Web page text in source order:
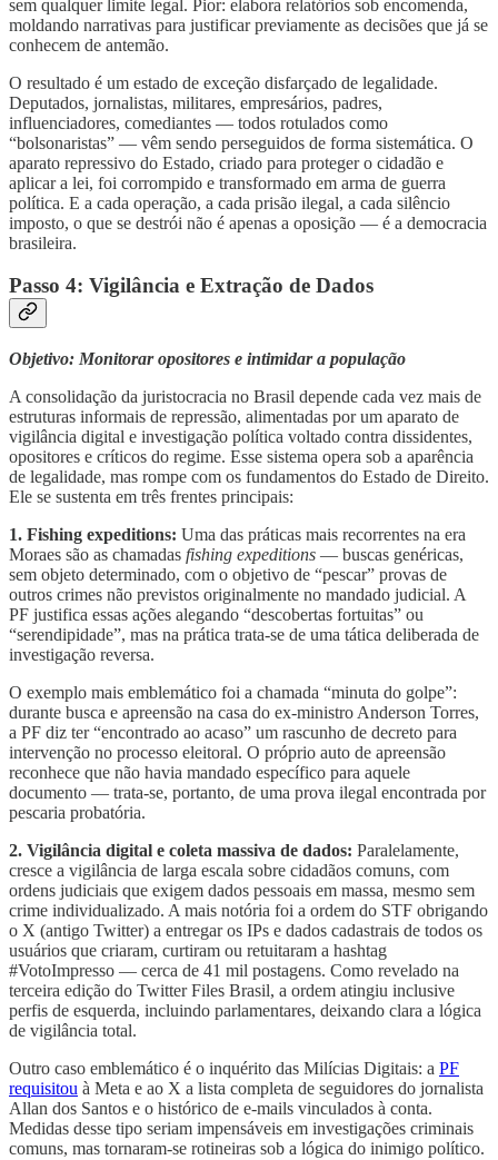
sem qualquer limite legal. Pior: elabora relatórios sob encomenda,
moldando narrativas para justificar previamente as decisões que já se
conhecem de antemão.
O resultado é um estado de exceção disfarçado de legalidade.
Deputados, jornalistas, militares, empresários, padres,
influenciadores, comediantes — todos rotulados como
“bolsonaristas” — vêm sendo perseguidos de forma sistemática. O
aparato repressivo do Estado, criado para proteger o cidadão e
aplicar a lei, foi corrompido e transformado em arma de guerra
política. E a cada operação, a cada prisão ilegal, a cada silêncio
imposto, o que se destrói não é apenas a oposição — é a democracia
brasileira.
Passo 4: Vigilância e Extração de Dados
Objetivo: Monitorar opositores e intimidar a população
A consolidação da juristocracia no Brasil depende cada vez mais de
estruturas informais de repressão, alimentadas por um aparato de
vigilância digital e investigação política voltado contra dissidentes,
opositores e críticos do regime. Esse sistema opera sob a aparência
de legalidade, mas rompe com os fundamentos do Estado de Direito.
Ele se sustenta em três frentes principais:
1. Fishing expeditions: Uma das práticas mais recorrentes na era
Moraes são as chamadas fishing expeditions — buscas genéricas,
sem objeto determinado, com o objetivo de “pescar” provas de
outros crimes não previstos originalmente no mandado judicial. A
PF justifica essas ações alegando “descobertas fortuitas” ou
“serendipidade”, mas na prática trata-se de uma tática deliberada de
investigação reversa.
O exemplo mais emblemático foi a chamada “minuta do golpe”:
durante busca e apreensão na casa do ex-ministro Anderson Torres,
a PF diz ter “encontrado ao acaso” um rascunho de decreto para
intervenção no processo eleitoral. O próprio auto de apreensão
reconhece que não havia mandado específico para aquele
documento — trata-se, portanto, de uma prova ilegal encontrada por
pescaria probatória.
2. Vigilância digital e coleta massiva de dados: Paralelamente,
cresce a vigilância de larga escala sobre cidadãos comuns, com
ordens judiciais que exigem dados pessoais em massa, mesmo sem
crime individualizado. A mais notória foi a ordem do STF obrigando
o X (antigo Twitter) a entregar os IPs e dados cadastrais de todos os
usuários que criaram, curtiram ou retuitaram a hashtag
#VotoImpresso — cerca de 41 mil postagens. Como revelado na
terceira edição do Twitter Files Brasil, a ordem atingiu inclusive
perfis de esquerda, incluindo parlamentares, deixando clara a lógica
de vigilância total.
Outro caso emblemático é o inquérito das Milícias Digitais: a PF
requisitou à Meta e ao X a lista completa de seguidores do jornalista
Allan dos Santos e o histórico de e-mails vinculados à conta.
Medidas desse tipo seriam impensáveis em investigações criminais
comuns, mas tornaram-se rotineiras sob a lógica do inimigo político.